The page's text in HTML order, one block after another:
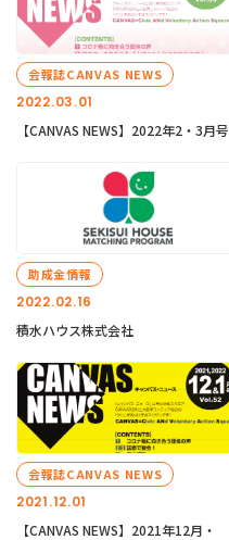
2022.03.01
会報誌CANVAS NEWS
【CANVAS NEWS】2022年2・3月号
2022.02.16
助成金情報
積水ハウス株式会社
2021.12.01
会報誌CANVAS NEWS
【CANVAS NEWS】2021年12月・